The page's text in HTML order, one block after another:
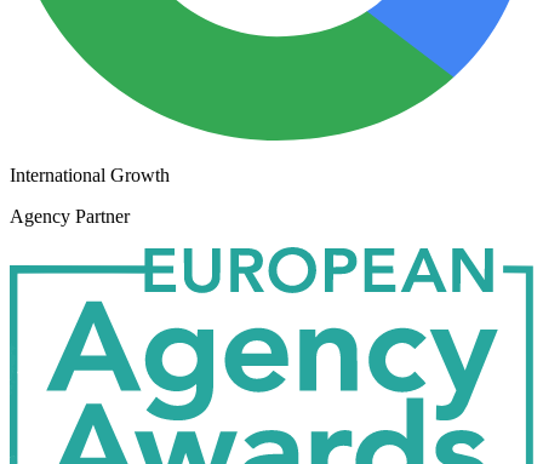
International Growth
Agency Partner